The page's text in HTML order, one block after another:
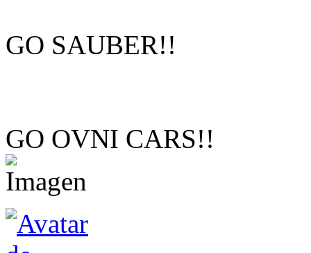
GO SAUBER!!
GO OVNI CARS!!